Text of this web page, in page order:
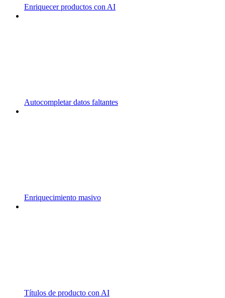
Enriquecer productos con AI
Autocompletar datos faltantes
Enriquecimiento masivo
Títulos de producto con AI